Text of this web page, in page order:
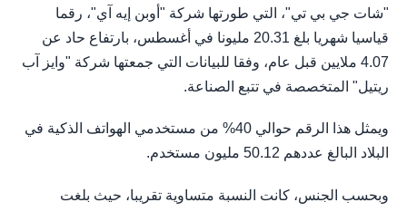
"شات جي بي تي"، التي طورتها شركة "أوبن إيه آي"، رقما
قياسيا شهريا بلغ 20.31 مليونا في أغسطس، بارتفاع حاد عن
4.07 ملايين قبل عام، وفقا للبيانات التي جمعتها شركة "وايز آب
ريتيل" المتخصصة في تتبع الصناعة.
ويمثل هذا الرقم حوالي 40% من مستخدمي الهواتف الذكية في
البلاد البالغ عددهم 50.12 مليون مستخدم.
وبحسب الجنس، كانت النسبة متساوية تقريبا، حيث بلغت